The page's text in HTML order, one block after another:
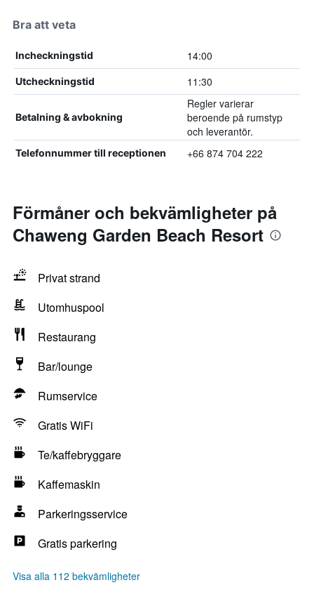
Bra att veta
Incheckningstid 14:00
Utcheckningstid 11:30
Betalning & avbokning
Regler varierar
beroende på rumstyp
och leverantör.
Telefonnummer till receptionen +66 874 704 222
Förmåner och bekvämligheter på
Chaweng Garden Beach Resort
Privat strand
Utomhuspool
Restaurang
Bar/lounge
Rumservice
Gratis WiFi
Te/kaffebryggare
Kaffemaskin
Parkeringsservice
Gratis parkering
Visa alla 112 bekvämligheter